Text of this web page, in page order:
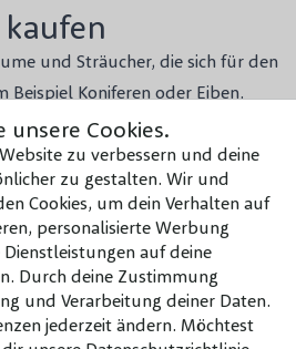
unsere Cookies.
zu verbessern und deine
zu gestalten. Wir und
Cookies, um dein Verhalten auf
personalisierte Werbung
auf deine
Durch deine Zustimmung
und Verarbeitung deiner Daten.
jederzeit ändern. Möchtest
und Sträucher, die sich für den
Beispiel Koniferen oder Eiben.
sind unter anderem
Wenn Sie den Baum oder
können Sie das ganze
Konifere genießen,
auch auf der Terrasse oder dem
Gesamthöhe des Formschnitts
Formschnitt können solitär
kommen vor der Haustür auch